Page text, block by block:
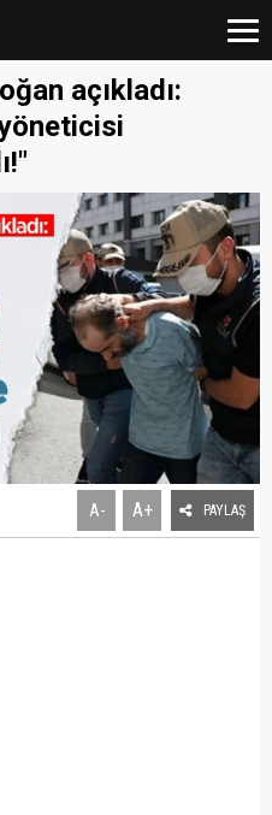
açıkladı:
A- A+ PAYLAŞ